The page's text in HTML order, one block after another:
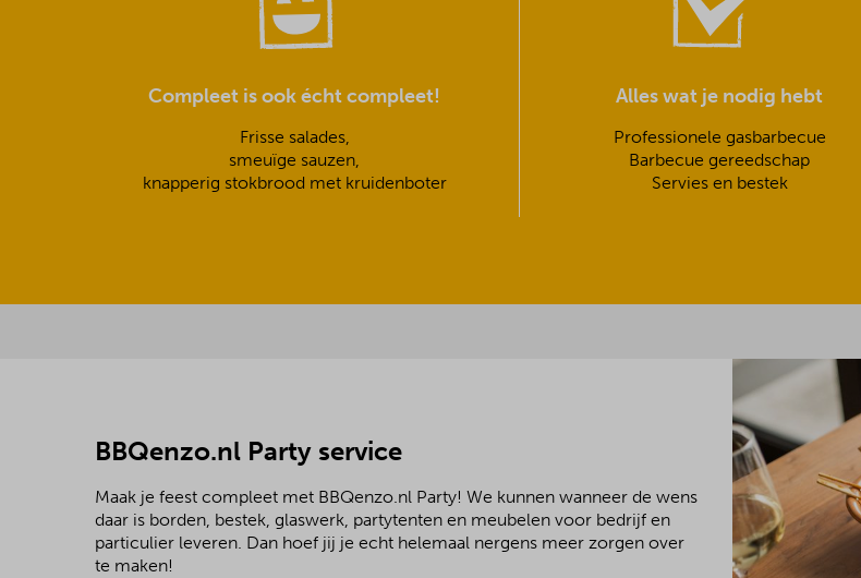
Compleet is ook écht compleet!
Frisse salades,
smeuïge sauzen,
knapperig stokbrood met kruidenboter
Alles wat je nodig hebt
Professionele gasbarbecue
Barbecue gereedschap
Servies en bestek
BBQenzo.nl Party service
Maak je feest compleet met BBQenzo.nl Party! We kunnen wanneer de wens
daar is borden, bestek, glaswerk, partytenten en meubelen voor bedrijf en
particulier leveren. Dan hoef jij je echt helemaal nergens meer zorgen over
te maken!